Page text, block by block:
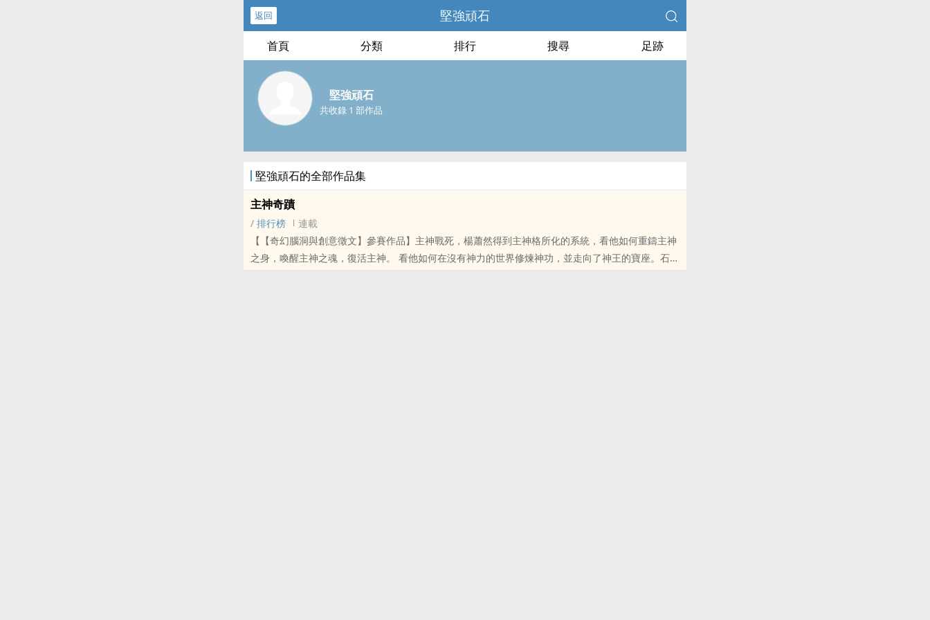
返回 堅強頑石
首頁 分類 排行 搜尋 足跡
堅強頑石
共收錄 1 部作品
堅強頑石的全部作品集
主神奇蹟
/ 排行榜
連載
【【奇幻腦洞與創意徵文】參賽作品】主神戰死，楊蕭然得到主神格所化的系統，看他如何重鑄主神
之身，喚醒主神之魂，復活主神。 看他如何在沒有神力的世界修煉神功，並走向了神王的寶座。石頭